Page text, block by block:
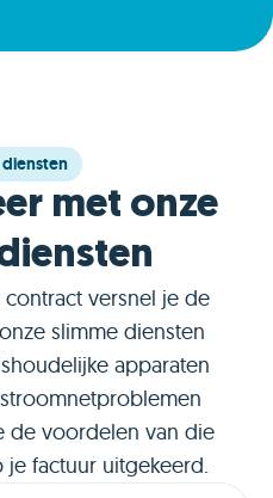
diensten
met onze
versnel je de
slimme diensten
apparaten
de voordelen van die
factuur uitgekeerd.